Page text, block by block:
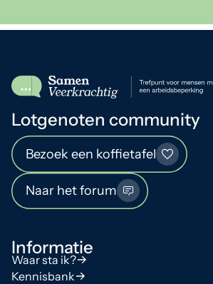
Lotgenoten community
Bezoek een koffietafel
Naar het forum
Informatie
Waar sta ik?
Kennisbank